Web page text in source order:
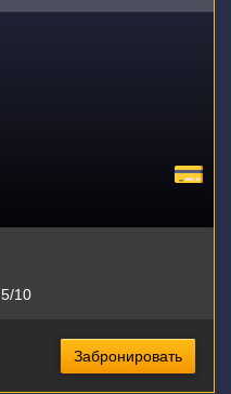
5/10
Забронировать